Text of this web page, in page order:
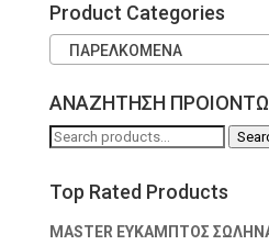
Product Categories
ΠΑΡΕΛΚΟΜΕΝΑ
ΑΝΑΖΗΤΗΣΗ
Search
Top Rated Products
MASTER ΕΥΚΑΜΠΤΟΣ